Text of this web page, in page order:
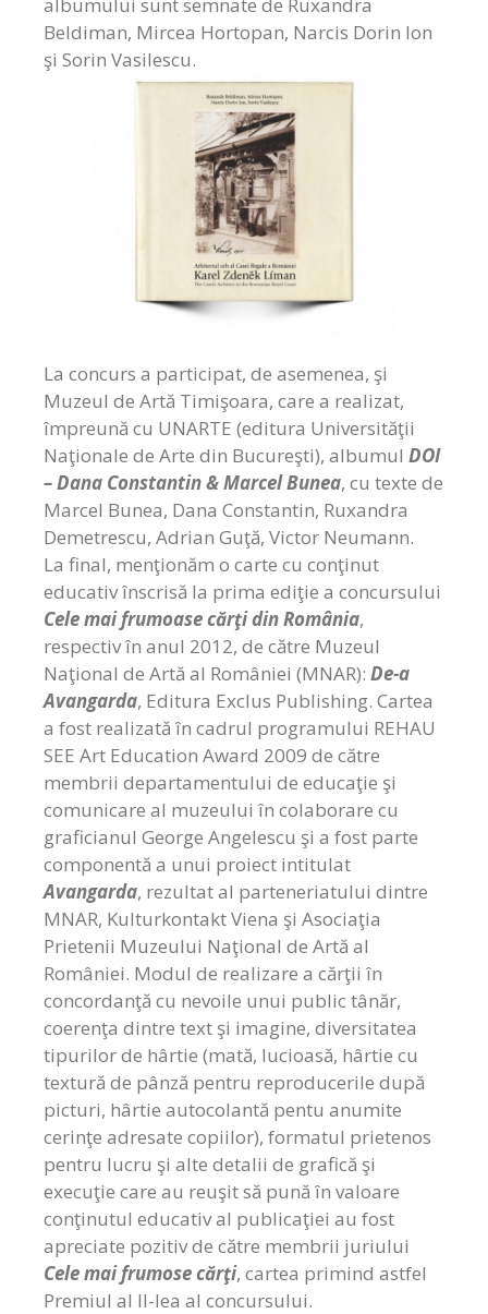
albumului sunt semnate de Ruxandra
Beldiman, Mircea Hortopan, Narcis Dorin Ion
şi Sorin Vasilescu.
La concurs a participat, de asemenea, şi
Muzeul de Artă Timişoara, care a realizat,
împreună cu UNARTE (editura Universităţii
Naţionale de Arte din Bucureşti), albumul DOI
– Dana Constantin & Marcel Bunea, cu texte de
Marcel Bunea, Dana Constantin, Ruxandra
Demetrescu, Adrian Guţă, Victor Neumann.
La final, menţionăm o carte cu conţinut
educativ înscrisă la prima ediţie a concursului
Cele mai frumoase cărţi din România,
respectiv în anul 2012, de către Muzeul
Naţional de Artă al României (MNAR): De-a
Avangarda, Editura Exclus Publishing. Cartea
a fost realizată în cadrul programului REHAU
SEE Art Education Award 2009 de către
membrii departamentului de educaţie şi
comunicare al muzeului în colaborare cu
graficianul George Angelescu şi a fost parte
componentă a unui proiect intitulat
Avangarda, rezultat al parteneriatului dintre
MNAR, Kulturkontakt Viena şi Asociaţia
Prietenii Muzeului Naţional de Artă al
României. Modul de realizare a cărţii în
concordanţă cu nevoile unui public tânăr,
coerenţa dintre text şi imagine, diversitatea
tipurilor de hârtie (mată, lucioasă, hârtie cu
textură de pânză pentru reproducerile după
picturi, hârtie autocolantă pentu anumite
cerinţe adresate copiilor), formatul prietenos
pentru lucru şi alte detalii de grafică şi
execuţie care au reuşit să pună în valoare
conţinutul educativ al publicaţiei au fost
apreciate pozitiv de către membrii juriului
Cele mai frumose cărţi, cartea primind astfel
Premiul al II-lea al concursului.